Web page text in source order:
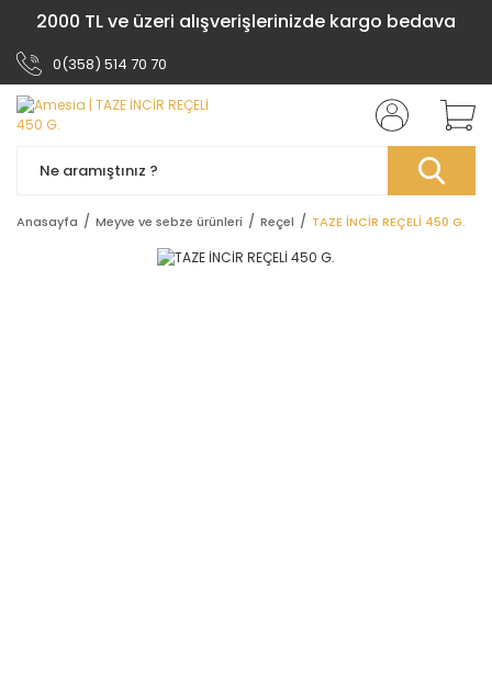
2000 TL ve üzeri alışverişlerinizde kargo bedava
0(358) 514 70 70
Anasayfa Meyve ve sebze ürünleri Reçel TAZE İNCİR REÇELİ 450 G.